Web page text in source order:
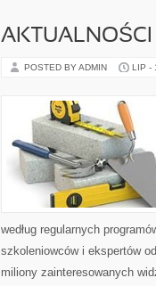
AKTUALNOŚCI
POSTED BY ADMIN LIP -
według regularnych
szkoleniowców i ekspertów
miliony zainteresowanych